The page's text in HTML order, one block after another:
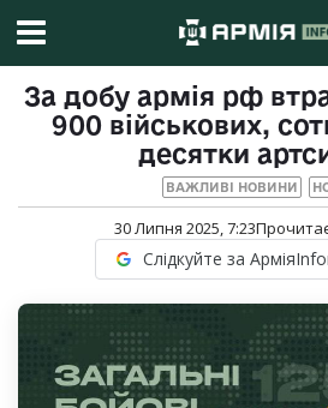
За добу армія рф
900 військових,
десятки
ВАЖЛИВІ НОВИНИ
30 Липня 2025, 7:23
Слідкуйте за